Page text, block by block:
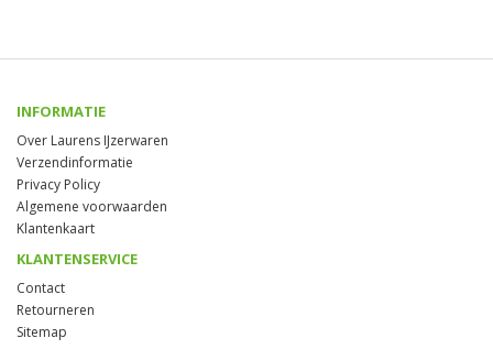
INFORMATIE
Over Laurens IJzerwaren
Verzendinformatie
Privacy Policy
Algemene voorwaarden
Klantenkaart
KLANTENSERVICE
Contact
Retourneren
Sitemap